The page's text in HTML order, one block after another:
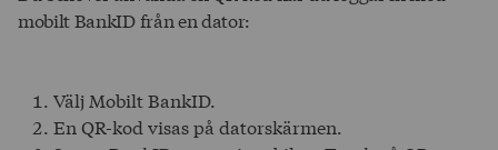
mobilt BankID från en dator:
Välj Mobilt BankID.
En QR-kod visas på datorskärmen.